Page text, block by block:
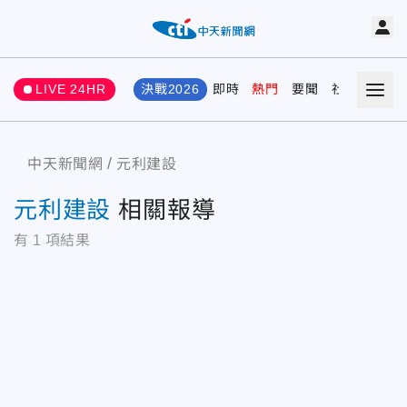
LIVE 24HR 決戰2026 即時 熱門 要聞 社會 娛樂
中天新聞網 元利建設
元利建設 相關報導
有 1 項結果